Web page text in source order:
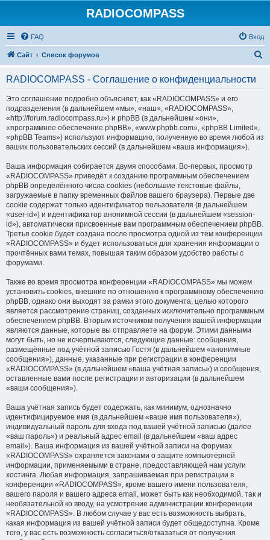
RADIOCOMPASS
FAQ Вход
Сайт Список форумов
RADIOCOMPASS - Соглашение о конфиденциальности
Это соглашение подробно объясняет, как «RADIOCOMPASS» и его
подразделения (в дальнейшем «мы», «наш», «RADIOCOMPASS»,
«http://forum.radiocompass.ru») и phpBB (в дальнейшем «они»,
«программное обеспечение phpBB», «www.phpbb.com», «phpBB Limited»,
«phpBB Teams») используют информацию, полученную во время любой из
ваших пользовательских сессий (в дальнейшем «ваша информация»).
Ваша информация собирается двумя способами. Во-первых, просмотр
«RADIOCOMPASS» приведёт к созданию программным обеспечением
phpBB определённого числа cookies (небольшие текстовые файлы,
загружаемые в папку временных файлов вашего браузера). Первые две
cookie содержат только идентификатор пользователя (в дальнейшем
«user-id») и идентификатор анонимной сессии (в дальнейшем «session-
id»), автоматически присвоенные вам программным обеспечением phpBB.
Третья cookie будет создана после просмотра одной из тем конференции
«RADIOCOMPASS» и будет использоваться для хранения информации о
прочтённых вами темах, повышая таким образом удобство работы с
форумами.
Также во время просмотра конференции «RADIOCOMPASS» мы можем
установить cookies, внешние по отношению к программному обеспечению
phpBB, однако они выходят за рамки этого документа, целью которого
является рассмотрение страниц, созданных исключительно программным
обеспечением phpBB. Вторым источником получения вашей информации
являются данные, которые вы отправляете на форум. Этими данными
могут быть, но не исчерпываются, следующие данные: сообщения,
размещённые под учётной записью Гостя (в дальнейшем «анонимные
сообщения»), данные, указанные при регистрации в конференции
«RADIOCOMPASS» (в дальнейшем «ваша учётная запись») и сообщения,
оставленные вами после регистрации и авторизации (в дальнейшем
«ваши сообщения»).
Ваша учётная запись будет содержать, как минимум, однозначно
идентифицируемое имя (в дальнейшем «ваше имя пользователя»),
индивидуальный пароль для входа под вашей учётной записью (далее
«ваш пароль») и реальный адрес email (в дальнейшем «ваш адрес
email»). Ваша информация из вашей учётной записи на форумах
«RADIOCOMPASS» охраняется законами о защите компьютерной
информации, применяемыми в стране, предоставляющей нам услуги
хостинга. Любая информация, запрашиваемая при регистрации в
конференции «RADIOCOMPASS», кроме вашего имени пользователя,
вашего пароля и вашего адреса email, может быть как необходимой, так и
необязательной ко вводу, на усмотрение администрации конференции
«RADIOCOMPASS». В любом случае у вас есть возможность выбрать,
какая информация из вашей учётной записи будет общедоступна. Кроме
того, у вас есть возможность согласиться/отказаться от получения